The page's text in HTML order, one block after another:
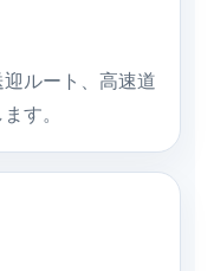
ルート、高速道
す。